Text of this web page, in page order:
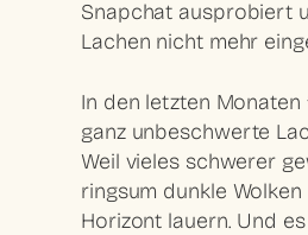
Snapchat ausprobiert
Lachen nicht mehr
In den letzten
ganz unbeschwerte
Weil vieles schwerer
ringsum dunkle
Horizont lauern. Und